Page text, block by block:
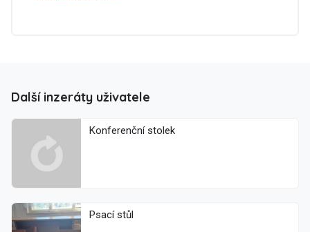
Další inzeráty uživatele
Konferenční stolek
Psací stůl